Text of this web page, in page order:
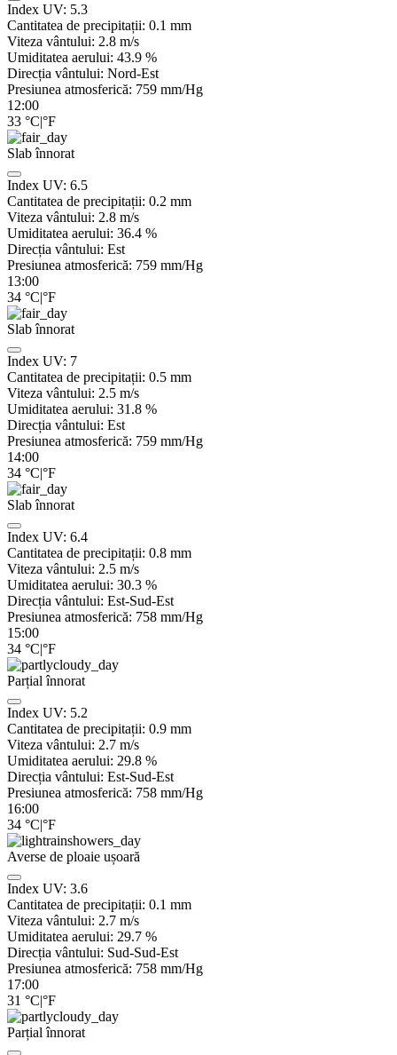
Index UV: 5.3
Cantitatea de precipitații: 0.1 mm
Viteza vântului: 2.8 m/s
Umiditatea aerului: 43.9 %
Direcția vântului: Nord-Est
Presiunea atmosferică: 759 mm/Hg
12:00
33 °C|°F
Slab înnorat
Index UV: 6.5
Cantitatea de precipitații: 0.2 mm
Viteza vântului: 2.8 m/s
Umiditatea aerului: 36.4 %
Direcția vântului: Est
Presiunea atmosferică: 759 mm/Hg
13:00
34 °C|°F
Slab înnorat
Index UV: 7
Cantitatea de precipitații: 0.5 mm
Viteza vântului: 2.5 m/s
Umiditatea aerului: 31.8 %
Direcția vântului: Est
Presiunea atmosferică: 759 mm/Hg
14:00
34 °C|°F
Slab înnorat
Index UV: 6.4
Cantitatea de precipitații: 0.8 mm
Viteza vântului: 2.5 m/s
Umiditatea aerului: 30.3 %
Direcția vântului: Est-Sud-Est
Presiunea atmosferică: 758 mm/Hg
15:00
34 °C|°F
Parțial înnorat
Index UV: 5.2
Cantitatea de precipitații: 0.9 mm
Viteza vântului: 2.7 m/s
Umiditatea aerului: 29.8 %
Direcția vântului: Est-Sud-Est
Presiunea atmosferică: 758 mm/Hg
16:00
34 °C|°F
Averse de ploaie ușoară
Index UV: 3.6
Cantitatea de precipitații: 0.1 mm
Viteza vântului: 2.7 m/s
Umiditatea aerului: 29.7 %
Direcția vântului: Sud-Sud-Est
Presiunea atmosferică: 758 mm/Hg
17:00
31 °C|°F
Parțial înnorat